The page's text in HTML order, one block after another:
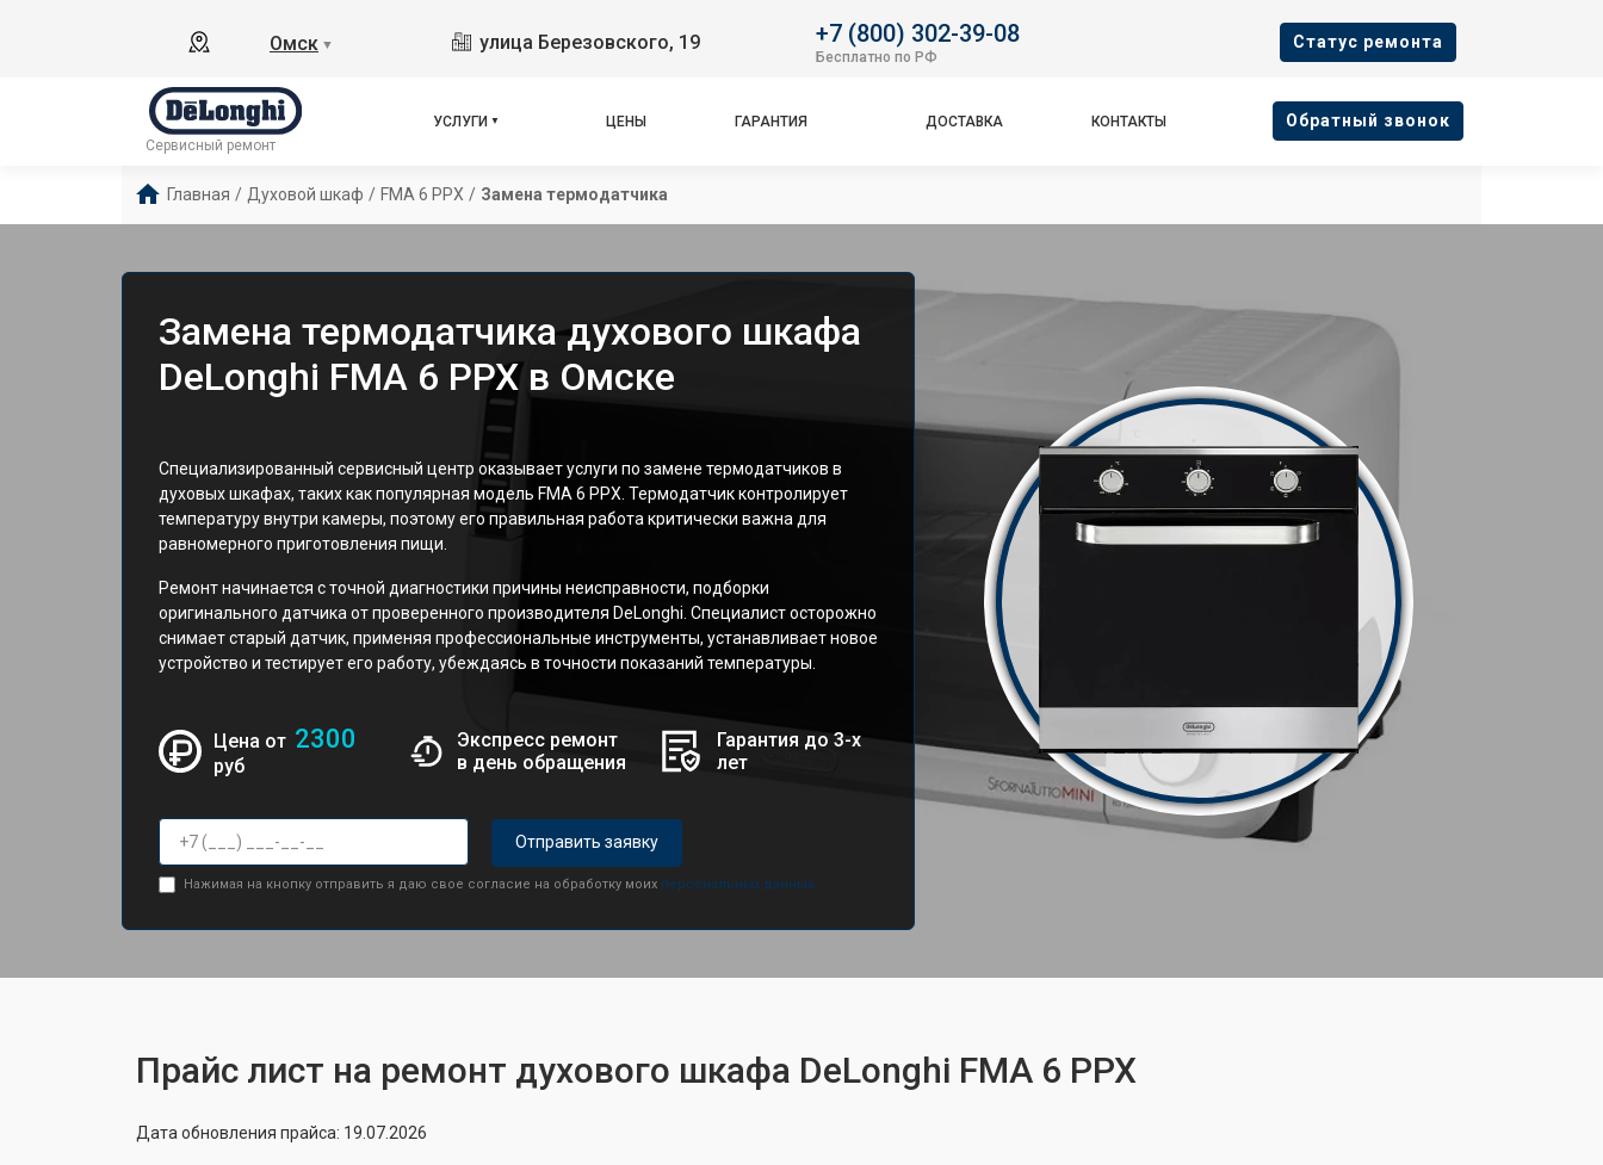
Омск ▼ улица Березовского, 19 +7 (800) 302-39-08
Бесплатно по РФ
Cтатус ремонта
Сервисный ремонт
УСЛУГИ ЦЕНЫ ГАРАНТИЯ ДОСТАВКА КОНТАКТЫ Oбратный звонок
Главная / Духовой шкаф / FMA 6 PPX / Замена термодатчика
Замена термодатчика духового шкафа
DeLonghi FMA 6 PPX в Омске
Специализированный сервисный центр оказывает услуги по замене термодатчиков в
духовых шкафах, таких как популярная модель FMA 6 PPX. Термодатчик контролирует
температуру внутри камеры, поэтому его правильная работа критически важна для
равномерного приготовления пищи.
Ремонт начинается с точной диагностики причины неисправности, подборки
оригинального датчика от проверенного производителя DeLonghi. Специалист осторожно
снимает старый датчик, применяя профессиональные инструменты, устанавливает новое
устройство и тестирует его работу, убеждаясь в точности показаний температуры.
Цена от 2300
руб
Экспресс ремонт
в день обращения
Гарантия до 3-х
лет
Отправить заявку
Нажимая на кнопку отправить я даю свое согласие на обработку моих персональных данных.
Прайс лист на ремонт духового шкафа DeLonghi FMA 6 PPX
Дата обновления прайса: 19.07.2026